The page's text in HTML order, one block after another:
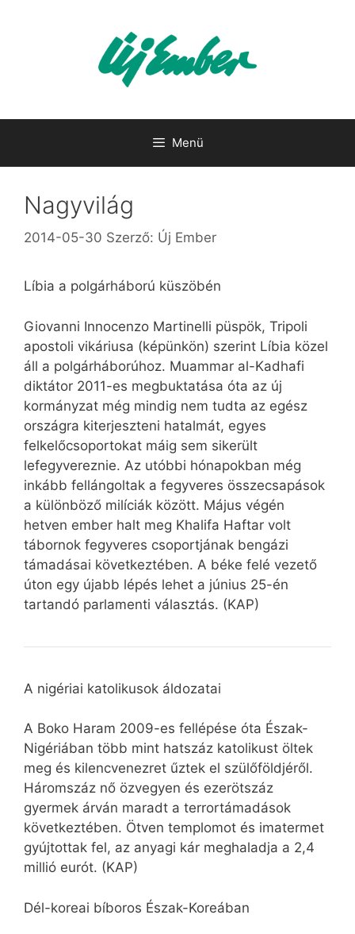
Menü
Nagyvilág
2014-05-30 Szerző: Új Ember
Líbia a polgárháború küszöbén
Giovanni Innocenzo Martinelli püspök, Tripoli
apostoli vikáriusa (képünkön) szerint Líbia közel
áll a polgárháborúhoz. Muammar al-Kadhafi
diktátor 2011-es megbuktatása óta az új
kormányzat még mindig nem tudta az egész
országra kiterjeszteni hatalmát, egyes
felkelőcsoportokat máig sem sikerült
lefegyvereznie. Az utóbbi hónapokban még
inkább fellángoltak a fegyveres összecsapások
a különböző milíciák között. Május végén
hetven ember halt meg Khalifa Haftar volt
tábornok fegyveres csoportjának bengázi
támadásai következtében. A béke felé vezető
úton egy újabb lépés lehet a június 25-én
tartandó parlamenti választás. (KAP)
A nigériai katolikusok áldozatai
A Boko Haram 2009-es fellépése óta Észak-
Nigériában több mint hatszáz katolikust öltek
meg és kilencvenezret űztek el szülőföldjéről.
Háromszáz nő özvegyen és ezerötszáz
gyermek árván maradt a terrortámadások
következtében. Ötven templomot és imatermet
gyújtottak fel, az anyagi kár meghaladja a 2,4
millió eurót. (KAP)
Dél-koreai bíboros Észak-Koreában